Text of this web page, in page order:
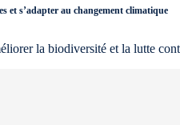
et s’adapter au changement climatique
la biodiversité et la lutte